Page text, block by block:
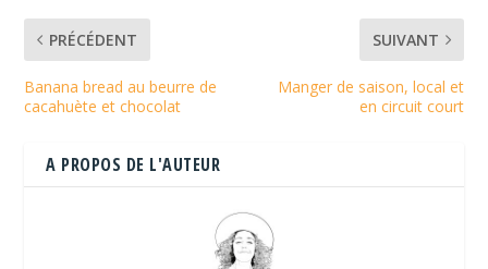
PRÉCÉDENT
Banana bread au beurre de
cacahuète et chocolat
SUIVANT
Manger de saison, local et
en circuit court
A PROPOS DE L'AUTEUR